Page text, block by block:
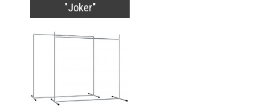
"Joker"